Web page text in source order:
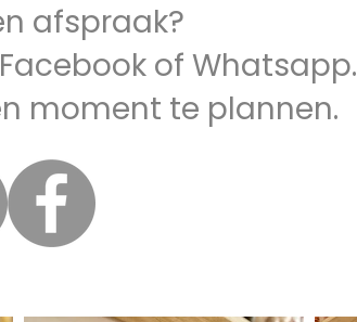
afspraak?
of Whatsapp.
moment te plannen.